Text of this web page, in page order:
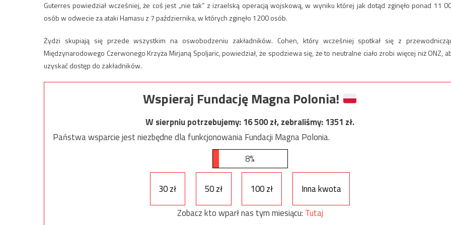
Guterres powiedział wcześniej, że coś jest „nie tak” z izraelską operacją wojskową, w wyniku której jak dotąd zginęło ponad 11
osób w odwecie za ataki Hamasu z 7 października, w których zginęło 1200 osób.
Żydzi skupiają się przede wszystkim na oswobodzeniu zakładników. Cohen, który wcześniej spotkał się z
Międzynarodowego Czerwonego Krzyża Mirjaną Spoljaric, powiedział, że spodziewa się, że to neutralne ciało zrobi więcej niż ONZ,
uzyskać dostęp do zakładników.
Wspieraj Fundację Magna Polonia!
W sierpniu potrzebujemy:16 500zł, zebraliśmy:1351 zł.
Państwa wsparcie jest niezbędne dla funkcjonowania Fundacji Magna Polonia.
8%
30 zł 50 zł 100 zł
Inna kwota
Zobacz kto wparł nas tym miesiącu: Tutaj